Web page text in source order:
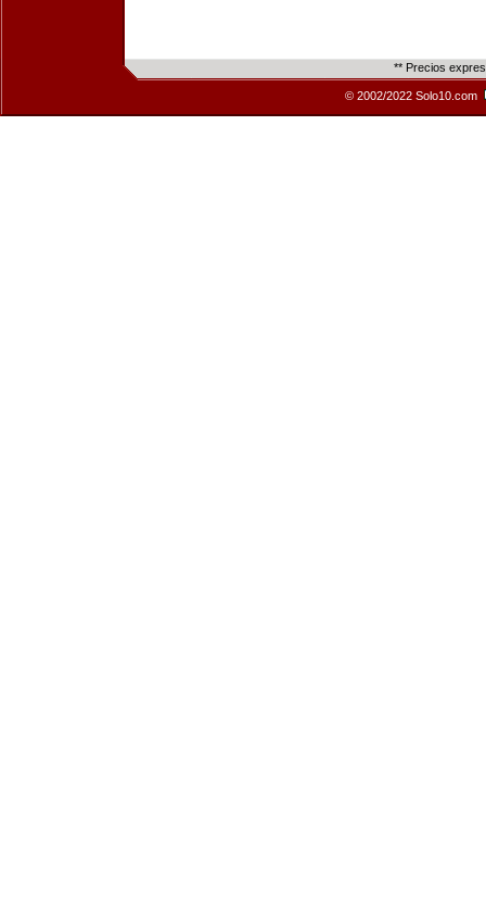
** Precios
© 2002/2022 Solo10.com